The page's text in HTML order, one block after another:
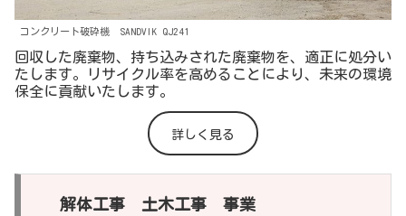
コンクリート破砕機 SANDVIK QJ241
回収した廃棄物、持ち込みされた廃棄物を、適正に処分い
たします。リサイクル率を高めることにより、未来の環境
保全に貢献いたします。
詳しく見る
解体工事 土木工事 事業